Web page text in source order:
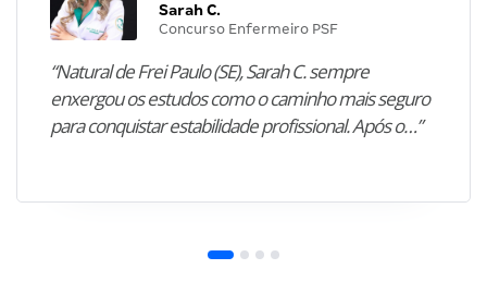
Sarah C.
Concurso Enfermeiro PSF
“Natural de Frei Paulo (SE), Sarah C. sempre
enxergou os estudos como o caminho mais seguro
para conquistar estabilidade profissional. Após o…”